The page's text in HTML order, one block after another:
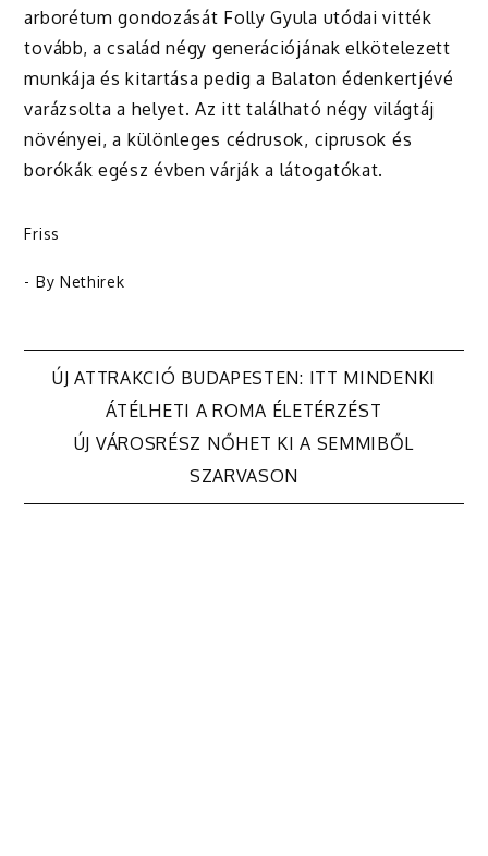
arborétum gondozását Folly Gyula utódai vitték
tovább, a család négy generációjának elkötelezett
munkája és kitartása pedig a Balaton édenkertjévé
varázsolta a helyet. Az itt található négy világtáj
növényei, a különleges cédrusok, ciprusok és
borókák egész évben várják a látogatókat.
Friss
- By Nethirek
Bejegyzés
navigáció
ÚJ ATTRAKCIÓ BUDAPESTEN: ITT MINDENKI
ÁTÉLHETI A ROMA ÉLETÉRZÉST
ÚJ VÁROSRÉSZ NŐHET KI A SEMMIBŐL
SZARVASON